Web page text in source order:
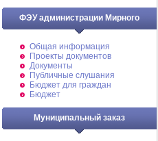
ФЭУ администрации Мирного
Общая информация
Проекты документов
Документы
Публичные слушания
Бюджет для граждан
Бюджет
Муниципальный заказ